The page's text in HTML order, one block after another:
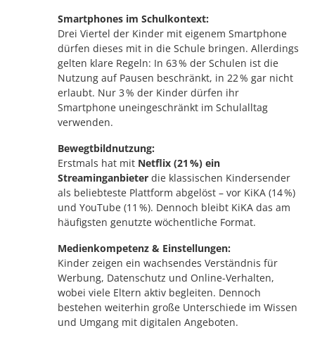
Smartphones im Schulkontext:
Drei Viertel der Kinder mit eigenem Smartphone
dürfen dieses mit in die Schule bringen. Allerdings
gelten klare Regeln: In 63 % der Schulen ist die
Nutzung auf Pausen beschränkt, in 22 % gar nicht
erlaubt. Nur 3 % der Kinder dürfen ihr
Smartphone uneingeschränkt im Schulalltag
verwenden.
Bewegtbildnutzung:
Erstmals hat mit Netflix (21 %) ein
Streaminganbieter die klassischen Kindersender
als beliebteste Plattform abgelöst – vor KiKA (14 %)
und YouTube (11 %). Dennoch bleibt KiKA das am
häufigsten genutzte wöchentliche Format.
Medienkompetenz & Einstellungen:
Kinder zeigen ein wachsendes Verständnis für
Werbung, Datenschutz und Online-Verhalten,
wobei viele Eltern aktiv begleiten. Dennoch
bestehen weiterhin große Unterschiede im Wissen
und Umgang mit digitalen Angeboten.